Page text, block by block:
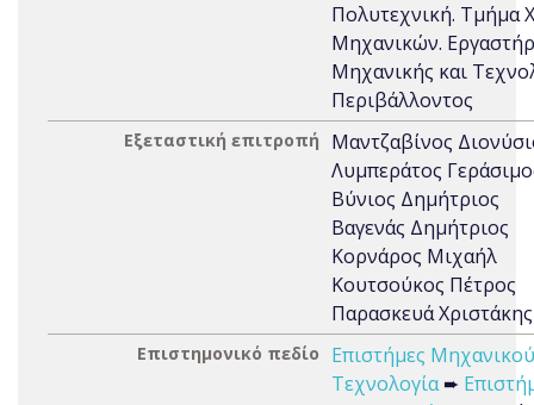
Πολυτεχνική. Τμήμα
Μηχανικών.
Μηχανικής και
Περιβάλλοντος
Εξεταστική επιτροπή
Μαντζαβίνος
Λυμπεράτος
Βύνιος Δημήτριος
Βαγενάς Δημήτριος
Κορνάρος Μιχαήλ
Κουτσούκος Πέτρος
Παρασκευά Χριστάκης
Επιστημονικό πεδίο
Επιστήμες
Τεχνολογία➨